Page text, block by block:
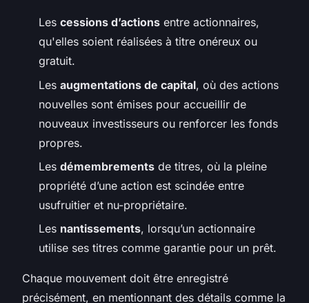
Les cessions d’actions entre actionnaires,
qu'elles soient réalisées à titre onéreux ou
gratuit.
Les augmentations de capital, où des actions
nouvelles sont émises pour accueillir de
nouveaux investisseurs ou renforcer les fonds
propres.
Les démembrements de titres, où la pleine
propriété d’une action est scindée entre
usufruitier et nu-propriétaire.
Les nantissements, lorsqu’un actionnaire
utilise ses titres comme garantie pour un prêt.
Chaque mouvement doit être enregistré
précisément, en mentionnant des détails comme la